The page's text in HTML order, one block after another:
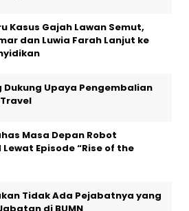
Kasus Gajah Lawan Semut,
dan Luwia Farah Lanjut ke
Dukung Upaya Pengembalian
Masa Depan Robot
Episode “Rise of the
Tidak Ada Pejabatnya yang